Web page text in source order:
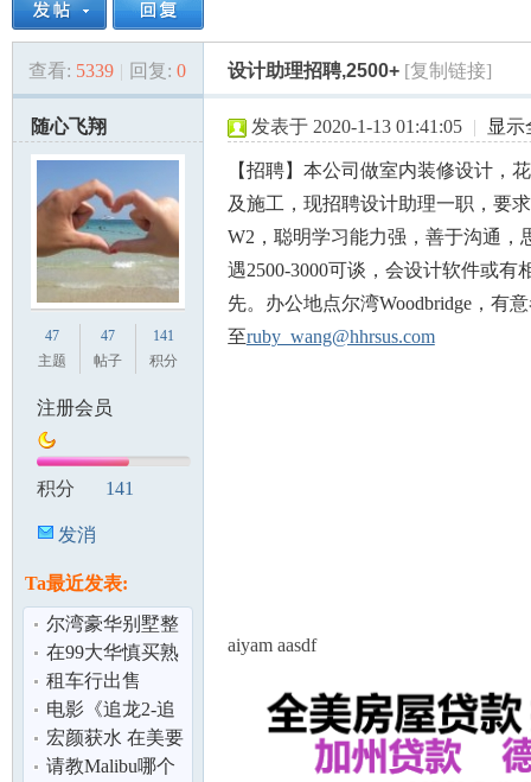
美» › ›
查看: 5339 | 回复: 0 设计助理招聘,2500+ [复制链接]
随心飞翔
47
主题
47
帖子
141
积分
注册会员
积分 141
发消
Ta最近发表:
尔湾豪华别墅整
租 好学区
在99大华慎买熟
食
租车行出售
电影《追龙2-追
缉大富豪》 北美
2019.6.7
宏颜获水 在美要
做半年牢罚款2千
请教Malibu哪个
发表于 2020-1-13 01:41:05 | 显示
【招聘】本公司做室内装修设计，
及施工，现招聘设计助理一职，要
W2，聪明学习能力强，善于沟通，
遇2500-3000可谈，会设计软件或有
先。办公地点尔湾Woodbridge，有
至ruby_wang@hhrsus.com
aiyam aasdf